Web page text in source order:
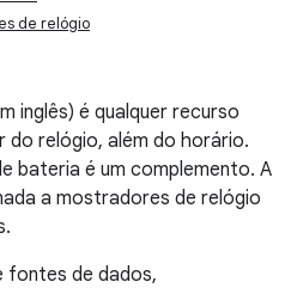
de relógio
inglês) é qualquer recurso
relógio, além do horário.
bateria é um complemento. A
a mostradores de relógio
fontes de dados,